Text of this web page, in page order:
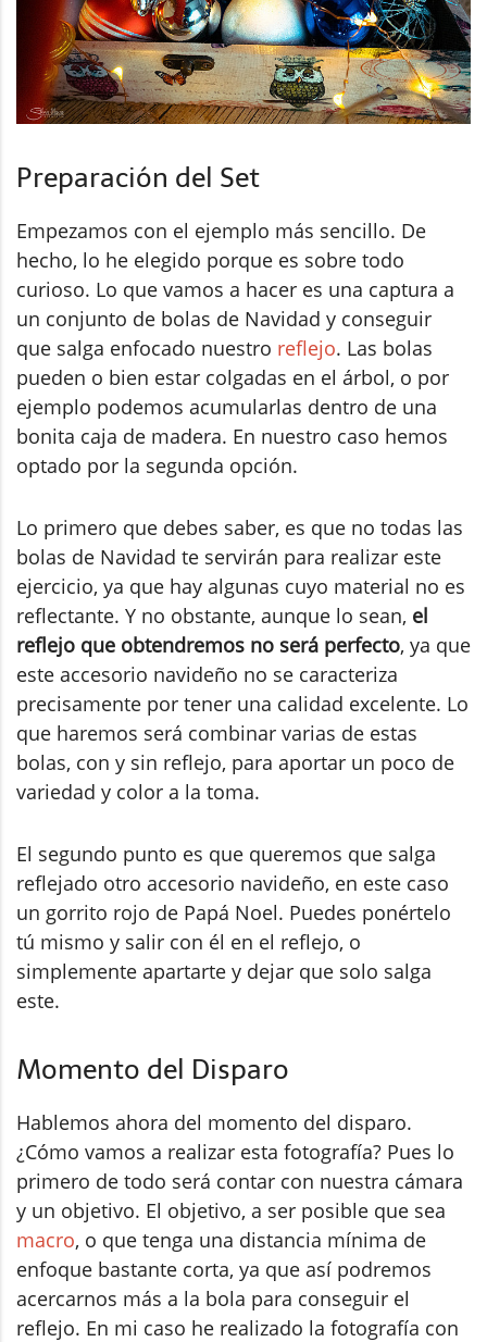
Preparación del Set
Empezamos con el ejemplo más sencillo. De
hecho, lo he elegido porque es sobre todo
curioso. Lo que vamos a hacer es una captura a
un conjunto de bolas de Navidad y conseguir
que salga enfocado nuestro reflejo. Las bolas
pueden o bien estar colgadas en el árbol, o por
ejemplo podemos acumularlas dentro de una
bonita caja de madera. En nuestro caso hemos
optado por la segunda opción.
Lo primero que debes saber, es que no todas las
bolas de Navidad te servirán para realizar este
ejercicio, ya que hay algunas cuyo material no es
reflectante. Y no obstante, aunque lo sean, el
reflejo que obtendremos no será perfecto, ya que
este accesorio navideño no se caracteriza
precisamente por tener una calidad excelente. Lo
que haremos será combinar varias de estas
bolas, con y sin reflejo, para aportar un poco de
variedad y color a la toma.
El segundo punto es que queremos que salga
reflejado otro accesorio navideño, en este caso
un gorrito rojo de Papá Noel. Puedes ponértelo
tú mismo y salir con él en el reflejo, o
simplemente apartarte y dejar que solo salga
este.
Momento del Disparo
Hablemos ahora del momento del disparo.
¿Cómo vamos a realizar esta fotografía? Pues lo
primero de todo será contar con nuestra cámara
y un objetivo. El objetivo, a ser posible que sea
macro, o que tenga una distancia mínima de
enfoque bastante corta, ya que así podremos
acercarnos más a la bola para conseguir el
reflejo. En mi caso he realizado la fotografía con